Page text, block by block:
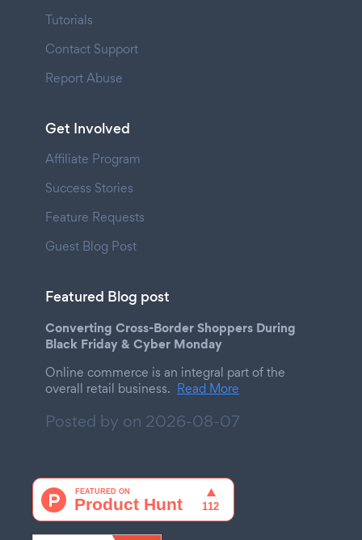
Tutorials
Contact Support
Report Abuse
Get Involved
Affiliate Program
Success Stories
Feature Requests
Guest Blog Post
Featured Blog post
Converting Cross-Border Shoppers During
Black Friday & Cyber Monday
Online commerce is an integral part of the
overall retail business. Read More
Posted by on 2026-08-07